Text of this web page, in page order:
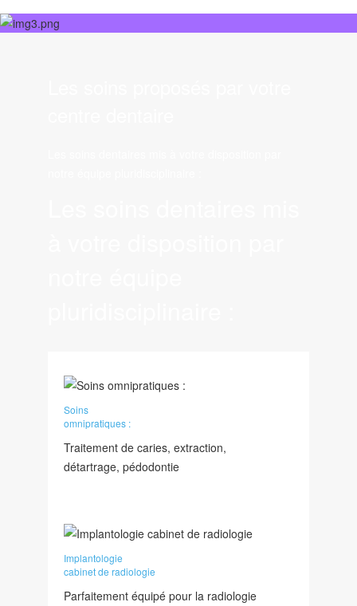
Soins
omnipratiques :
Traitement de caries, extraction,
détartrage, pédodontie
Implantologie
cabinet de radiologie
Parfaitement équipé pour la radiologie